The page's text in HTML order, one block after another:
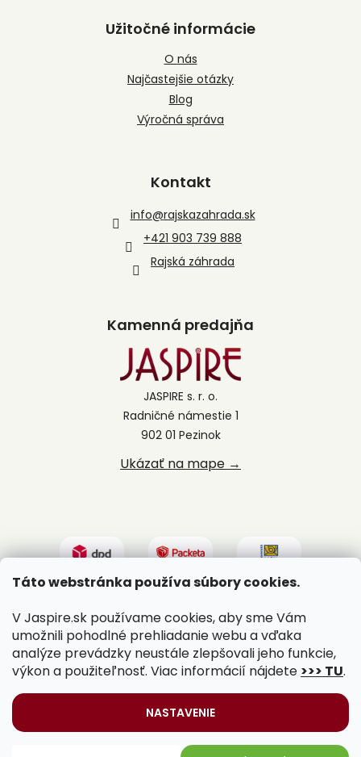
Táto webstránka používa súbory cookies.
V Jaspire.sk používame cookies, aby sme Vám
umožnili pohodlné prehliadanie webu a vďaka
analýze prevádzky neustále zlepšovali jeho funkcie,
výkon a použiteľnosť. Viac informácií nájdete >>> TU.
NASTAVENIE
Užitočné informácie
O nás
Najčastejšie otázky
Blog
Výročná správa
Kontakt
info@rajskazahrada.sk
+421 903 739 888
Rajská záhrada
Kamenná predajňa
JASPIRE s. r. o.
Radničné námestie 1
902 01 Pezinok
Ukázať na mape →
Jaspire.sk. Všetky práva vyhradené.